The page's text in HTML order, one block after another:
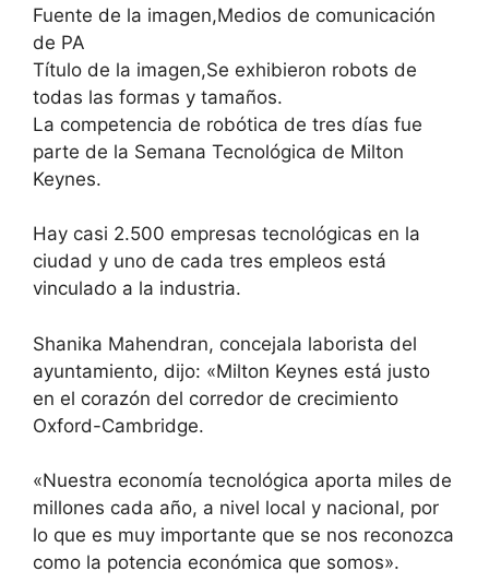
Fuente de la imagen,Medios de comunicación
de PA
Título de la imagen,Se exhibieron robots de
todas las formas y tamaños.
La competencia de robótica de tres días fue
parte de la Semana Tecnológica de Milton
Keynes.
Hay casi 2.500 empresas tecnológicas en la
ciudad y uno de cada tres empleos está
vinculado a la industria.
Shanika Mahendran, concejala laborista del
ayuntamiento, dijo: «Milton Keynes está justo
en el corazón del corredor de crecimiento
Oxford-Cambridge.
«Nuestra economía tecnológica aporta miles de
millones cada año, a nivel local y nacional, por
lo que es muy importante que se nos reconozca
como la potencia económica que somos».